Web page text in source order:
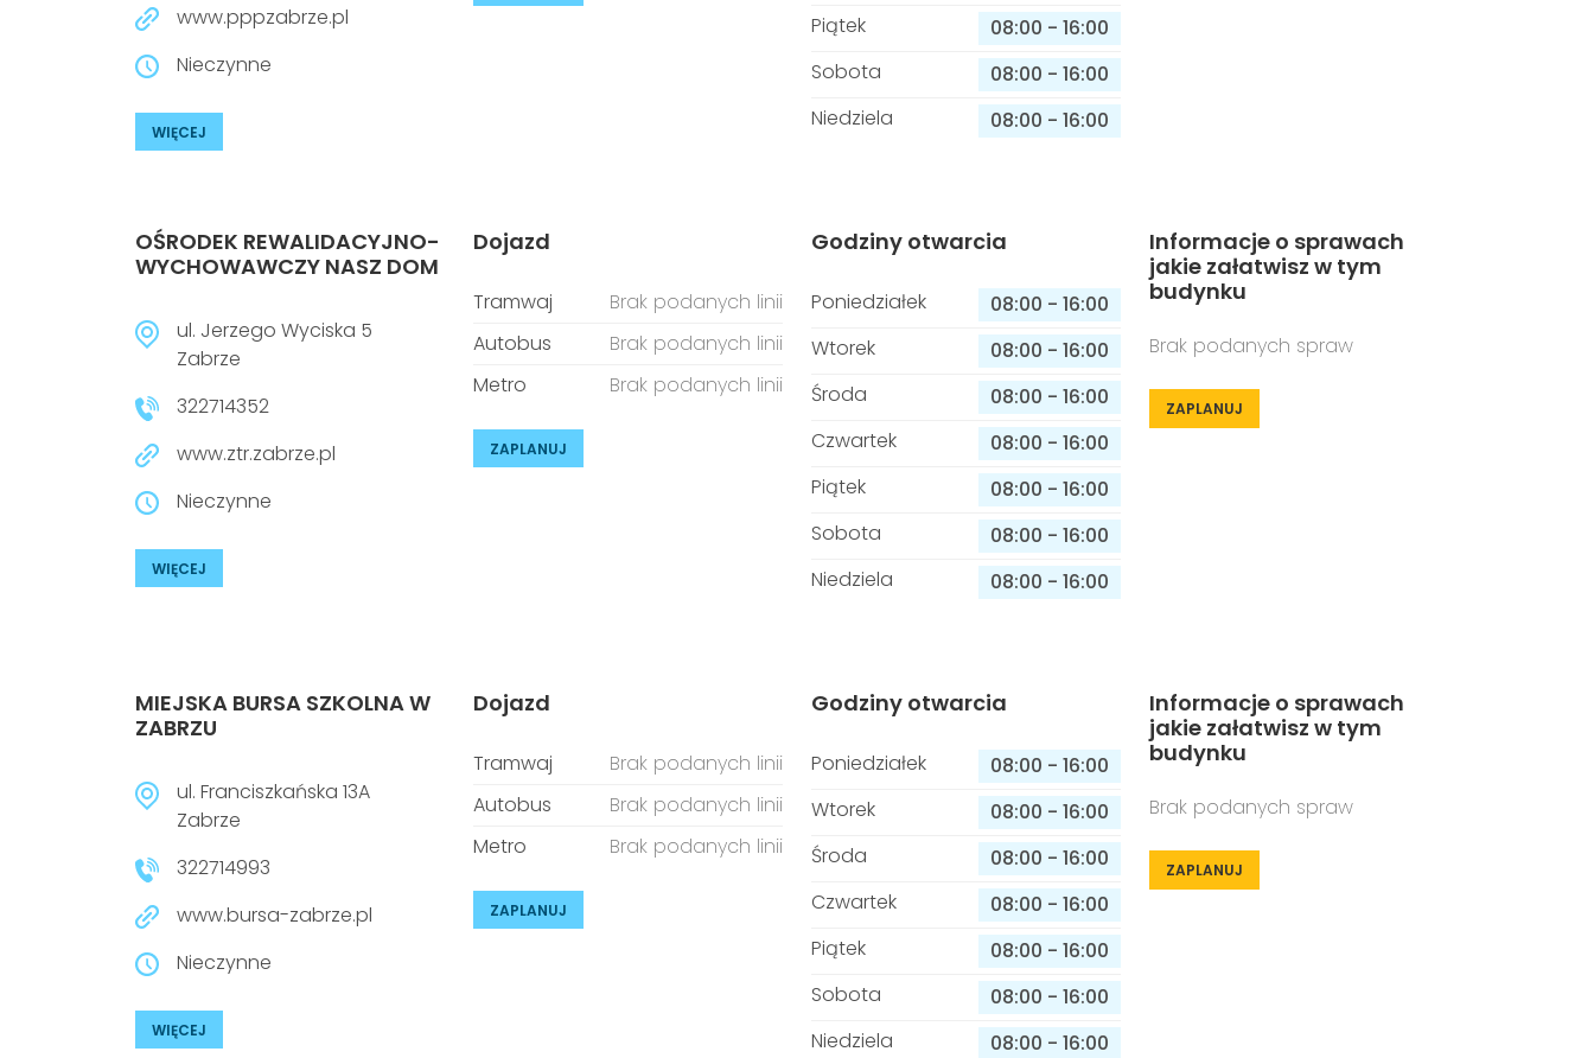
www.pppzabrze.pl
Nieczynne
WIĘCEJ
Piątek
08:00 - 16:00
Sobota
08:00 - 16:00
Niedziela
08:00 - 16:00
OŚRODEK REWALIDACYJNO-
WYCHOWAWCZY NASZ DOM
ul. Jerzego Wyciska 5
Zabrze
322714352
www.ztr.zabrze.pl
Nieczynne
WIĘCEJ
Dojazd
Tramwaj
Brak podanych linii
Autobus
Brak podanych linii
Metro
Brak podanych linii
ZAPLANUJ
Godziny otwarcia
Poniedziałek 08:00 - 16:00
Wtorek
08:00 - 16:00
Środa
08:00 - 16:00
Czwartek
08:00 - 16:00
Piątek
08:00 - 16:00
Sobota
08:00 - 16:00
Niedziela
08:00 - 16:00
Informacje o sprawach
jakie załatwisz w tym
budynku
Brak podanych spraw
ZAPLANUJ
MIEJSKA BURSA SZKOLNA W
ZABRZU
ul. Franciszkańska 13A
Zabrze
322714993
www.bursa-zabrze.pl
Nieczynne
WIĘCEJ
Dojazd
Tramwaj
Brak podanych linii
Autobus
Brak podanych linii
Metro
Brak podanych linii
ZAPLANUJ
Godziny otwarcia
Poniedziałek 08:00 - 16:00
Wtorek
08:00 - 16:00
Środa
08:00 - 16:00
Czwartek
08:00 - 16:00
Piątek
08:00 - 16:00
Sobota
08:00 - 16:00
Niedziela
08:00 - 16:00
Informacje o sprawach
jakie załatwisz w tym
budynku
Brak podanych spraw
ZAPLANUJ